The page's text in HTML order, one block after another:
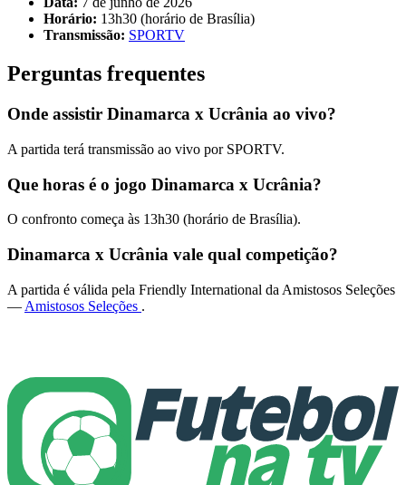
Horário: 13h30 (horário de Brasília)
Transmissão: SPORTV
Perguntas frequentes
Onde assistir Dinamarca x Ucrânia ao vivo?
A partida terá transmissão ao vivo por SPORTV.
Que horas é o jogo Dinamarca x Ucrânia?
O confronto começa às 13h30 (horário de Brasília).
Dinamarca x Ucrânia vale qual competição?
A partida é válida pela Friendly International da Amistosos Seleções
— Amistosos Seleções .